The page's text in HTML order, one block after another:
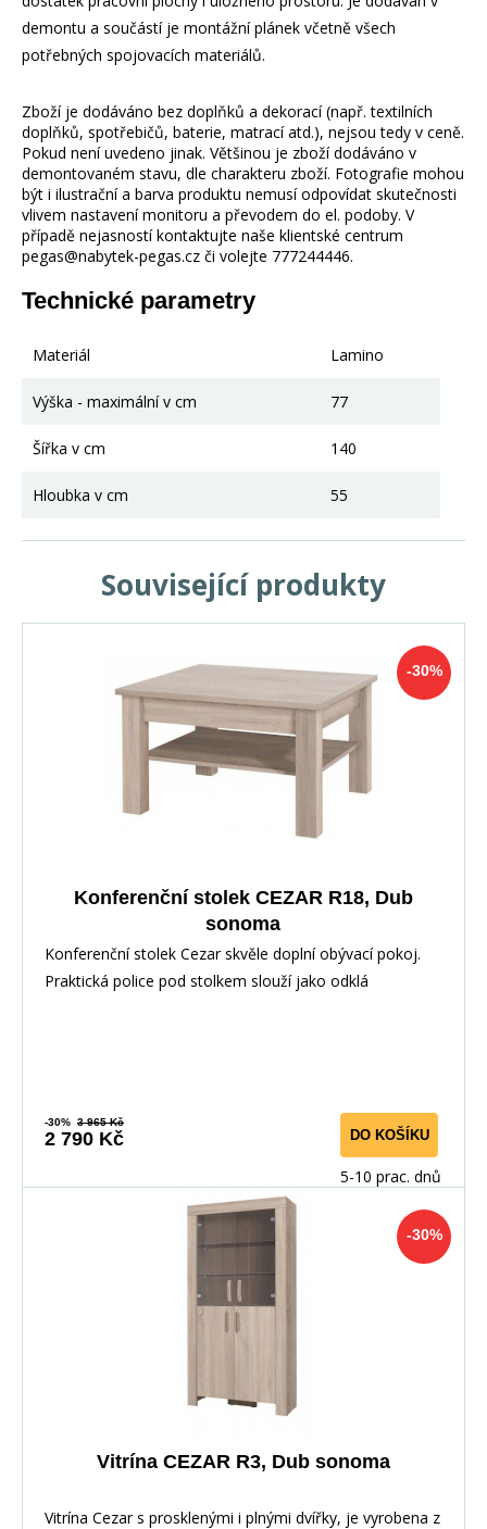
demontu a součástí je montážní plánek včetně všech
potřebných spojovacích materiálů.
Zboží je dodáváno bez doplňků a dekorací (např. textilních
doplňků, spotřebičů, baterie, matrací atd.), nejsou tedy v ceně.
Pokud není uvedeno jinak. Většinou je zboží dodáváno v
demontovaném stavu, dle charakteru zboží. Fotografie mohou
být i ilustrační a barva produktu nemusí odpovídat skutečnosti
vlivem nastavení monitoru a převodem do el. podoby. V
případě nejasností kontaktujte naše klientské centrum
pegas@nabytek-pegas.cz či volejte 777244446.
Technické parametry
Materiál Lamino
Výška - maximální v cm 77
Šířka v cm 140
Hloubka v cm 55
Související produkty
-30%
Konferenční stolek CEZAR R18, Dub
sonoma
Konferenční stolek Cezar skvěle doplní obývací pokoj.
Praktická police pod stolkem slouží jako odklá
-30% 3 965 Kč
2 790 Kč DO KOŠÍKU
5-10 prac. dnů
-30%
Vitrína CEZAR R3, Dub sonoma
Vitrína Cezar s prosklenými i plnými dvířky, je vyrobena z